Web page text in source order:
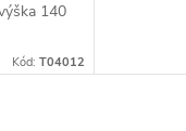
140
Kód: T04012